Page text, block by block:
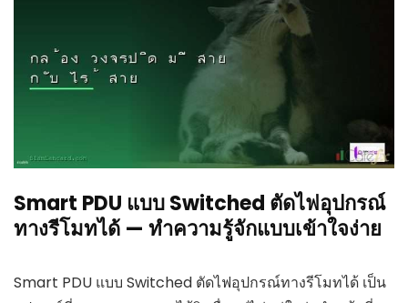
Smart PDU แบบ Switched ตัดไฟอุปกรณ์
ทางรีโมทได้ — ทำความรู้จักแบบเข้าใจง่าย
Smart PDU แบบ Switched ตัดไฟอุปกรณ์ทางรีโมทได้ เป็น